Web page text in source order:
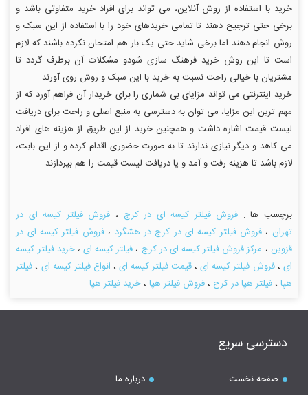
خرید با استفاده از روش آنلاین، می تواند برای افراد خرید متفاوتی باشد و
برخی حتی ترجیح دهند تا تمامی خریدهای خود را با استفاده از این سبک و
روش انجام دهند اما برخی شاید حتی یک بار هم امتحان نکرده باشند که لازم
است تا این روش خرید فرهنگ سازی شودو مشکلات آن برطرف گردد تا
مشتریان با خیالی راحت نسبت به خرید با این سبک و روش روی آورند.
خرید اینترنتی می تواند مزایای بی شماری را برای خریدار آن فراهم آورد که از
مهم ترین این مزایا، می توان به دسترسی به منبع اصلی و راحت برای دریافت
لیست قیمت اشاره داشت و همچنین خرید از این طریق از هزینه های افراد
می کاهد و دیگر نیازی ندارند تا به صورت حضوری اقدام کرده و از این بابت،
لازم باشد تا هزینه رفت و آمد و یا دریافت لیست قیمت را هم بپردازند.
برچسب ها : فروش فیلتر کیسه ای در کرج ، فروش فیلتر کیسه ای در
تهران ،فروش فیلتر کیسه ای در کرج در هشگرد ،فروش فیلتر کیسه ای در
قزوین ، مرکز فروش فیلتر کیسه ای در کرج ، فیلتر کیسه ای ،خرید فیلتر کیسه
ای ،فروش فیلتر کیسه ای، قیمت فیلتر کیسه ای ، انواع فیلتر کیسه ای ، فیلتر
هپا ،فیلتر هپا در کرج ،فروش فیلتر هپا ،خرید فیلتر هپا
دسترسی سریع
صفحه نخست
درباره ما